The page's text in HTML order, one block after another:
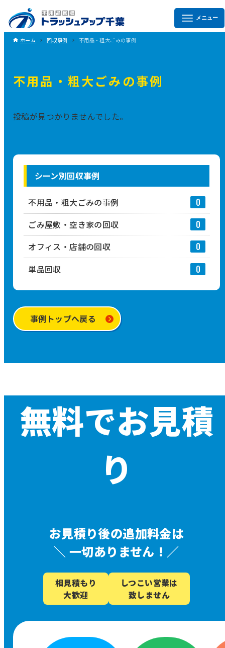
ホーム 回収事例 不用品・粗大ごみの事例
不用品・粗大ごみの事例
投稿が見つかりませんでした。
シーン別回収事例
不用品・粗大ごみの事例
0
ごみ屋敷・空き家の回収
0
オフィス・店舗の回収
0
単品回収
0
事例トップへ戻る
無料でお見積
り
お見積り後の追加料金は
＼一切ありません！／
相見積もり
大歓迎
しつこい営業は
致しません